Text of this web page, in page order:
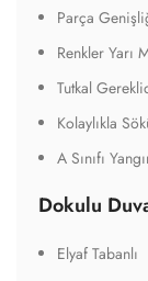
Parça
Renkler Yarı
Tutkal
Kolaylıkla
A Sınıfı
Dokulu
Elyaf Tabanlı